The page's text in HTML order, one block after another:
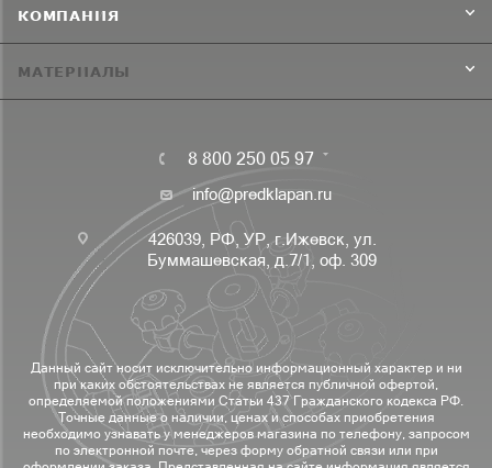
КОМПАНИЯ
МАТЕРИАЛЫ
8 800 250 05 97
info@predklapan.ru
426039, РФ, УР, г.Ижевск, ул.
Буммашевская, д.7/1, оф. 309
Данный сайт носит исключительно информационный характер и ни
при каких обстоятельствах не является публичной офертой,
определяемой положениями Статьи 437 Гражданского кодекса РФ.
Точные данные о наличии, ценах и способах приобретения
необходимо узнавать у менеджеров магазина по телефону, запросом
по электронной почте, через форму обратной связи или при